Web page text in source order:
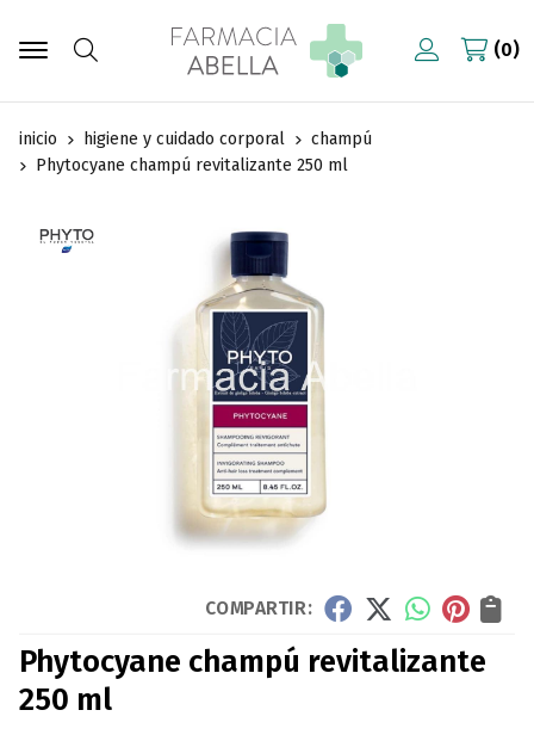
Buscar
0
inicio higiene y cuidado corporal
champú
Phytocyane champú revitalizante 250 ml
COMPARTIR:
Phytocyane champú revitalizante
250 ml